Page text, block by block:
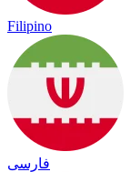
Filipino
فارسی